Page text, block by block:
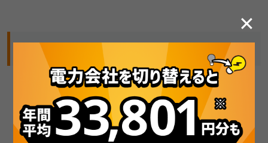
✕
編集部おすすめコンテンツ